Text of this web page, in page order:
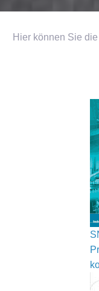
Hier können Sie